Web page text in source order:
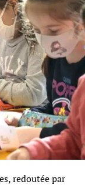
redoutée par